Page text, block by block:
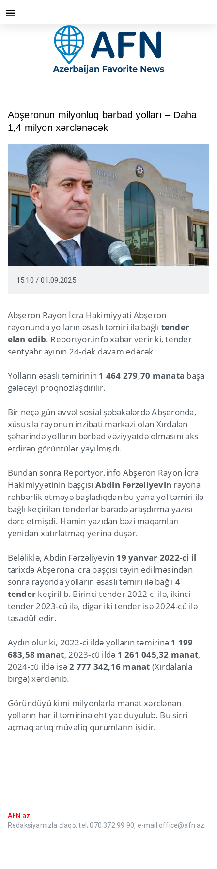
Abşeronun milyonluq bərbad yolları – Daha
1,4 milyon xərclənəcək
15:10 / 01.09.2025
Abşeron Rayon İcra Hakimiyyəti Abşeron
rayonunda yolların əsaslı təmiri ilə bağlı tender
elan edib. Reportyor.info xəbər verir ki, tender
sentyabr ayının 24-dək davam edəcək.
Yolların əsaslı təmirinin 1 464 279,70 manata başa
gələcəyi proqnozlaşdırılır.
Bir neçə gün əvvəl sosial şəbəkələrdə Abşeronda,
xüsusilə rayonun inzibati mərkəzi olan Xırdalan
şəhərində yolların bərbad vəziyyətdə olmasını əks
etdirən görüntülər yayılmışdı.
Bundan sonra Reportyor.info Abşeron Rayon İcra
Hakimiyyətinin başçısı Abdin Fərzəliyevin rayona
rəhbərlik etməyə başladıqdan bu yana yol təmiri ilə
bağlı keçirilən tenderlər barədə araşdırma yazısı
dərc etmişdi. Həmin yazıdan bəzi məqamları
yenidən xatırlatmaq yerinə düşər.
Beləliklə, Abdin Fərzəliyevin 19 yanvar 2022-ci il
tarixdə Abşerona icra başçısı təyin edilməsindən
sonra rayonda yolların əsaslı təmiri ilə bağlı 4
tender keçirilib. Birinci tender 2022-ci ilə, ikinci
tender 2023-cü ilə, digər iki tender isə 2024-cü ilə
təsadüf edir.
Aydın olur ki, 2022-ci ildə yolların təmirinə 1 199
683,58 manat, 2023-cü ildə 1 261 045,32 manat,
2024-cü ildə isə2 777 342,16 manat (Xırdalanla
birgə) xərclənib.
Göründüyü kimi milyonlarla manat xərclənən
yolların hər il təmirinə ehtiyac duyulub. Bu sirri
açmaq artıq müvafiq qurumların işidir.
AFN.az
Redaksiyamızla əlaqə: tel; 070 372 99 90, e-mail office@afn.az